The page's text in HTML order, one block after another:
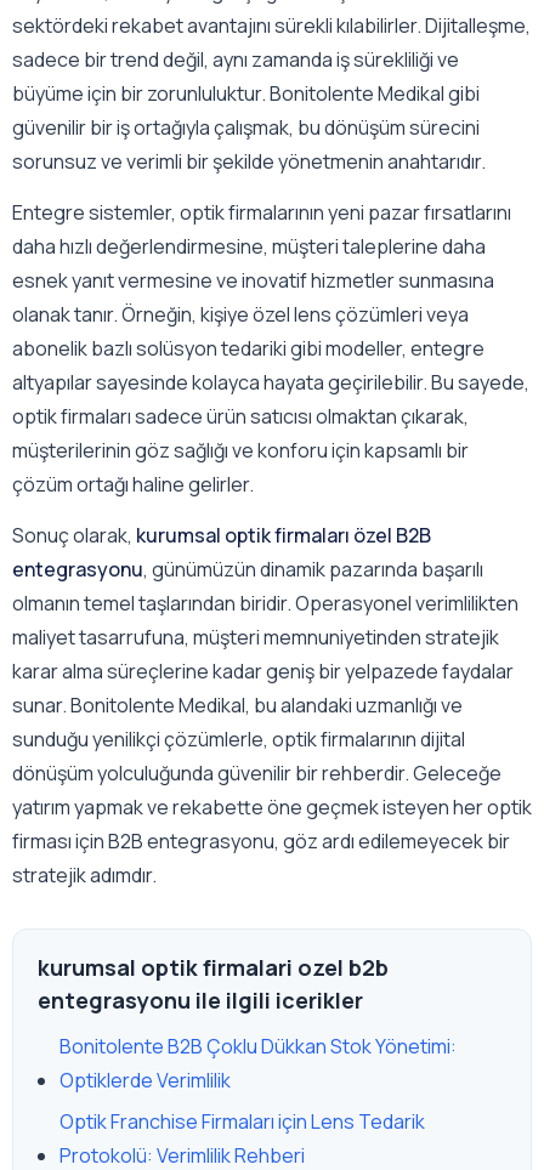
sektördeki rekabet avantajını sürekli kılabilirler. Dijitalleşme,
sadece bir trend değil, aynı zamanda iş sürekliliği ve
büyüme için bir zorunluluktur. Bonitolente Medikal gibi
güvenilir bir iş ortağıyla çalışmak, bu dönüşüm sürecini
sorunsuz ve verimli bir şekilde yönetmenin anahtarıdır.
Entegre sistemler, optik firmalarının yeni pazar fırsatlarını
daha hızlı değerlendirmesine, müşteri taleplerine daha
esnek yanıt vermesine ve inovatif hizmetler sunmasına
olanak tanır. Örneğin, kişiye özel lens çözümleri veya
abonelik bazlı solüsyon tedariki gibi modeller, entegre
altyapılar sayesinde kolayca hayata geçirilebilir. Bu sayede,
optik firmaları sadece ürün satıcısı olmaktan çıkarak,
müşterilerinin göz sağlığı ve konforu için kapsamlı bir
çözüm ortağı haline gelirler.
Sonuç olarak, kurumsal optik firmaları özel B2B
entegrasyonu, günümüzün dinamik pazarında başarılı
olmanın temel taşlarından biridir. Operasyonel verimlilikten
maliyet tasarrufuna, müşteri memnuniyetinden stratejik
karar alma süreçlerine kadar geniş bir yelpazede faydalar
sunar. Bonitolente Medikal, bu alandaki uzmanlığı ve
sunduğu yenilikçi çözümlerle, optik firmalarının dijital
dönüşüm yolculuğunda güvenilir bir rehberdir. Geleceğe
yatırım yapmak ve rekabette öne geçmek isteyen her optik
firması için B2B entegrasyonu, göz ardı edilemeyecek bir
stratejik adımdır.
kurumsal optik firmalari ozel b2b
entegrasyonu ile ilgili icerikler
Bonitolente B2B Çoklu Dükkan Stok Yönetimi:
Optiklerde Verimlilik
Optik Franchise Firmaları için Lens Tedarik
Protokolü: Verimlilik Rehberi